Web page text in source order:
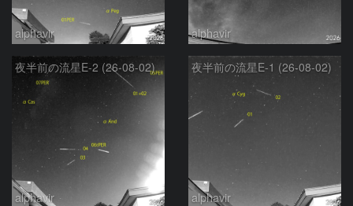
alphavir alphavir
夜半前の流星E-2 (26-08-02)
alphavir
夜半前の流星E-1 (26-08-02)
alphavir